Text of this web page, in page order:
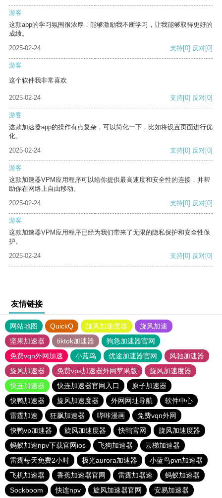
游客
这款app的学习氛围很浓厚，能够激励我不断学习，让我能够取得更好的
成绩。
2025-02-24
支持[0] 反对[0]
游客
这个软件我非常喜欢
2025-02-24 支持[0] 反对[0]
游客
这款加速器app的操作有点复杂，可以简化一下，比如将设置页面进行优
化。
2025-02-24
支持[0] 反对[0]
游客
这款加速器VPM应用程序可以给你提供最高速度和安全性的连接，并帮
助你在网络上自由移动。
2025-02-24
支持[0] 反对[0]
游客
这款加速器VPM应用程序已经为我们带来了无限的隐私保护和安全性保
护。
2025-02-24
支持[0] 反对[0]
友情链接
网站地图 QuickQ 旋风加速度器
旋风加速
坚果加速器
tiktok加速器
狗急加速器官网
免费vqn外网加速
小蓝鸟 优途加速器官网
风驰加速器
旋风加速器
免费vps加速器外网苹果版
旋风加速度器
快连加速器
快连加速器官网入口
原子加速器
快鸭加速器
旋风加速度器 外网网址导航
软件中心
雷霆加速
狂飙加速器 哔咔漫画
免费vqn外网
快鸭vp加速器
旋风加速度器 快鸭官网
旋风加速度器
蚂蚁加速npv下载官网ios
飞狗加速器
云梯加速器
雷霆每天免费2小时
极光aurora加速器
小蓝鸟pvn加速器
飞机加速器
香蕉加速器官网 雷霆加器速
蚂蚁加速器
Sockboom
快连npv 旋风加速器官网 安易加速器